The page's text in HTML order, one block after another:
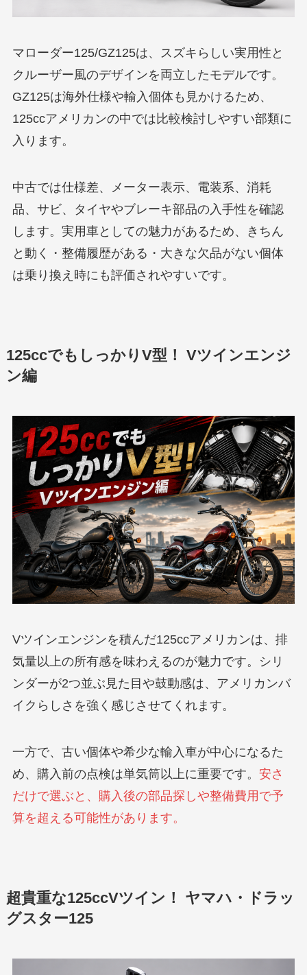
マローダー125/GZ125は、スズキらしい実用性と
クルーザー風のデザインを両立したモデルです。
GZ125は海外仕様や輸入個体も見かけるため、
125ccアメリカンの中では比較検討しやすい部類に
入ります。
中古では仕様差、メーター表示、電装系、消耗
品、サビ、タイヤやブレーキ部品の入手性を確認
します。実用車としての魅力があるため、きちん
と動く・整備履歴がある・大きな欠品がない個体
は乗り換え時にも評価されやすいです。
125ccでもしっかりV型！ Vツインエンジ
ン編
Vツインエンジンを積んだ125ccアメリカンは、排
気量以上の所有感を味わえるのが魅力です。シリ
ンダーが2つ並ぶ見た目や鼓動感は、アメリカンバ
イクらしさを強く感じさせてくれます。
一方で、古い個体や希少な輸入車が中心になるた
め、購入前の点検は単気筒以上に重要です。 安さ
だけで選ぶと、購入後の部品探しや整備費用で予
算を超える可能性があります。
超貴重な125ccVツイン！ ヤマハ・ドラッ
グスター125